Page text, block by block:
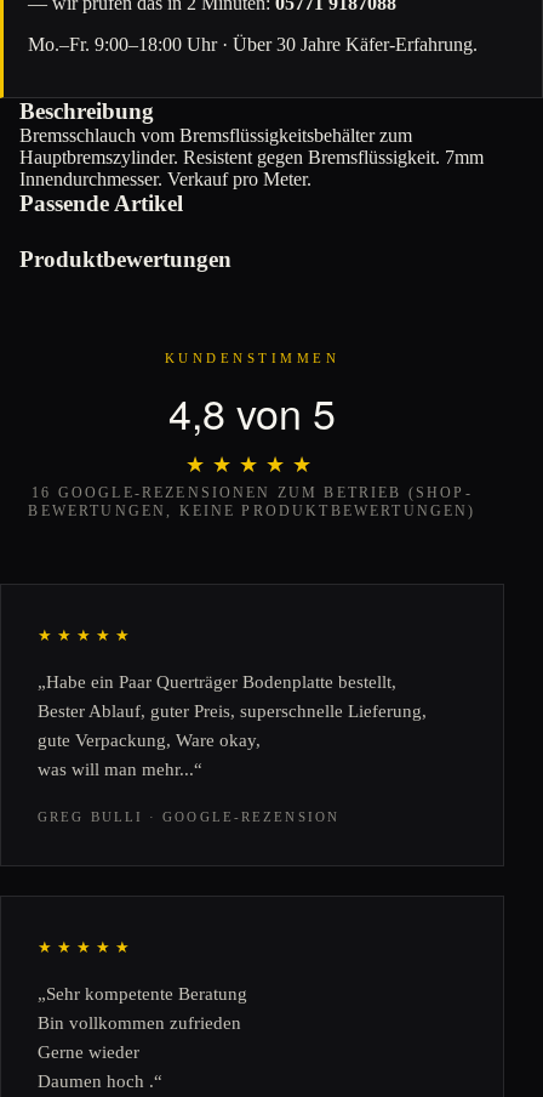
Mo.–Fr. 9:00–18:00 Uhr · Über 30 Jahre Käfer-Erfahrung.
Beschreibung
Bremsschlauch vom Bremsflüssigkeitsbehälter zum
Hauptbremszylinder. Resistent gegen Bremsflüssigkeit. 7mm
Innendurchmesser. Verkauf pro Meter.
Passende Artikel
Produktbewertungen
KUNDENSTIMMEN
4,8 von 5
★★★★★
★★★★★
16 GOOGLE-REZENSIONEN ZUM BETRIEB (SHOP-
BEWERTUNGEN, KEINE PRODUKTBEWERTUNGEN)
★★★★★
„Habe ein Paar Querträger Bodenplatte bestellt,
Bester Ablauf, guter Preis, superschnelle Lieferung,
gute Verpackung, Ware okay,
was will man mehr...“
GREG BULLI · GOOGLE-REZENSION
★★★★★
„Sehr kompetente Beratung
Bin vollkommen zufrieden
Gerne wieder
Daumen hoch .“